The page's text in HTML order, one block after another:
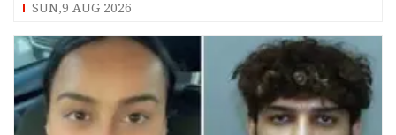
SUN,9 AUG 2026